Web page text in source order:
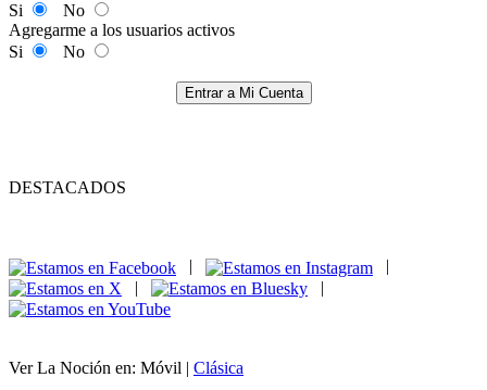
Si
No
Agregarme a los usuarios activos
Si
No
Entrar a Mi Cuenta
DESTACADOS
|
|
|
|
Ver La Noción en: Móvil | Clásica